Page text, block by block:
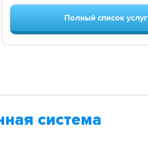
Полный список услуг
система